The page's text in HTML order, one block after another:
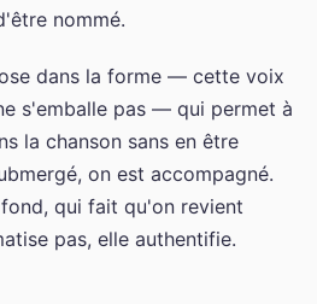
nommé.
dans la forme — cette voix
s'emballe pas — qui permet à
la chanson sans en être
on est accompagné.
qui fait qu'on revient
pas, elle authentifie.